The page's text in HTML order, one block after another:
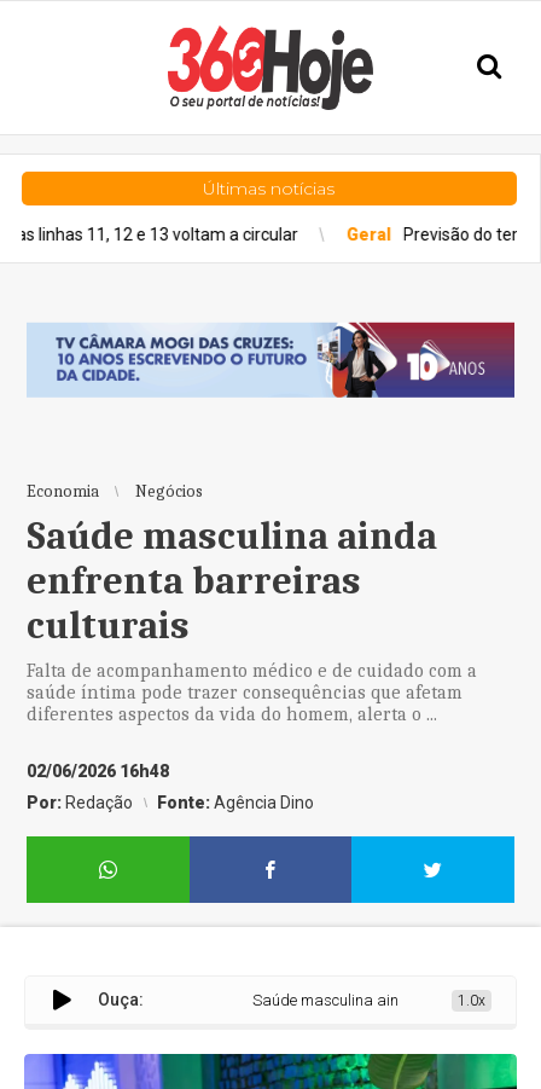
Últimas notícias
12 e 13 voltam a circular Geral Previsão do tempo para
Economia Negócios
Saúde masculina ainda
enfrenta barreiras
culturais
Falta de acompanhamento médico e de cuidado com a
saúde íntima pode trazer consequências que afetam
diferentes aspectos da vida do homem, alerta o ...
02/06/2026 16h48
Por: Redação Fonte:Agência Dino
Ouça: Saúde masculina ainda enfrenta barreiras
1.0x